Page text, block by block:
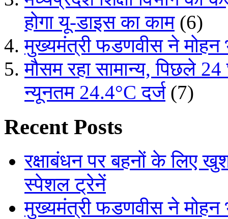
होगा यू-डाइस का काम (6)
मुख्यमंत्री फडणवीस ने मोहन
मौसम रहा सामान्य, पिछले
न्यूनतम 24.4°C दर्ज (7)
Recent Posts
रक्षाबंधन पर बहनों के लिए
स्पेशल ट्रेनें
मुख्यमंत्री फडणवीस ने मोहन